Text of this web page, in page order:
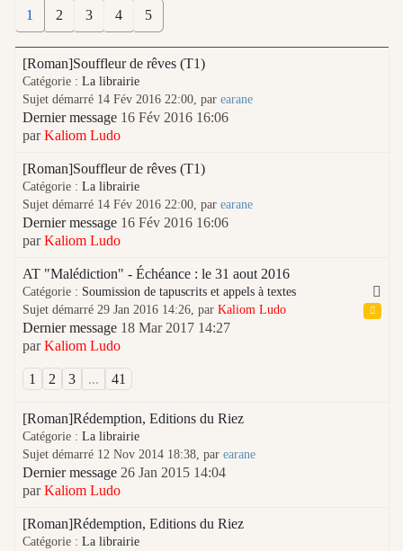
1 2 3 4 5
[Roman]Souffleur de rêves (T1)
Catégorie : La librairie
Sujet démarré 14 Fév 2016 22:00, par earane
Dernier message 16 Fév 2016 16:06
parKaliom Ludo
[Roman]Souffleur de rêves (T1)
Catégorie : La librairie
Sujet démarré 14 Fév 2016 22:00, par earane
Dernier message 16 Fév 2016 16:06
parKaliom Ludo
AT "Malédiction" - Échéance : le 31 aout 2016
Catégorie : Soumission de tapuscrits et appels à textes
Sujet démarré 29 Jan 2016 14:26, par Kaliom Ludo
Dernier message 18 Mar 2017 14:27
parKaliom Ludo
1 2 3 ... 41
[Roman]Rédemption, Editions du Riez
Catégorie : La librairie
Sujet démarré 12 Nov 2014 18:38, par earane
Dernier message 26 Jan 2015 14:04
parKaliom Ludo
[Roman]Rédemption, Editions du Riez
Catégorie : La librairie